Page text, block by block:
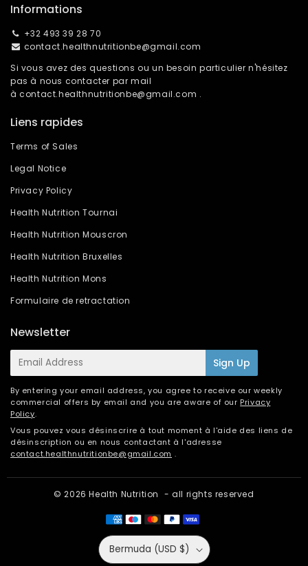
Informations
+32 493 39 28 70
contact.healthnutritionbe@gmail.com
Si vous avez des questions ou un besoin particulier n'hésitez
pas à nous contacter par mail
àcontact.healthnutritionbe@gmail.com .
Liens rapides
Terms of Sales
Legal Notice
Privacy Policy
Health Nutrition Tournai
Health Nutrition Mouscron
Health Nutrition Bruxelles
Health Nutrition Mons
Formulaire de retractation
Newsletter
E-
mail
Sign Up
By entering your email address, you agree to receive our weekly
commercial offers by email and you are aware of our Privacy
Policy.
Vous pouvez vous désinscrire à tout moment à l'aide des liens de
désinscription ou en nous contactant à l'adresse
contact.healthnutritionbe@gmail.com .
© 2026Health Nutrition - all rights reserved
Bermuda (USD $)